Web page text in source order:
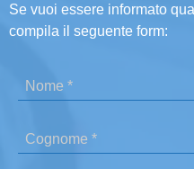
Se vuoi essere informato
compila il seguente form: